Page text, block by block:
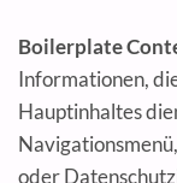
Boilerplate
Informationen,
Hauptinhaltes
oder